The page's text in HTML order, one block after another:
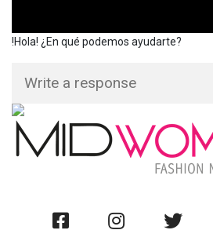
!Hola! ¿En qué podemos ayudarte?